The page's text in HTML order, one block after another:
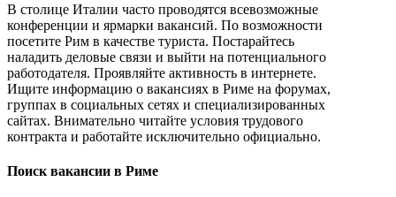
В столице Италии часто проводятся всевозможные
конференции и ярмарки вакансий. По возможности
посетите Рим в качестве туриста. Постарайтесь
наладить деловые связи и выйти на потенциального
работодателя. Проявляйте активность в интернете.
Ищите информацию о вакансиях в Риме на форумах,
группах в социальных сетях и специализированных
сайтах. Внимательно читайте условия трудового
контракта и работайте исключительно официально.
Поиск вакансии в Риме